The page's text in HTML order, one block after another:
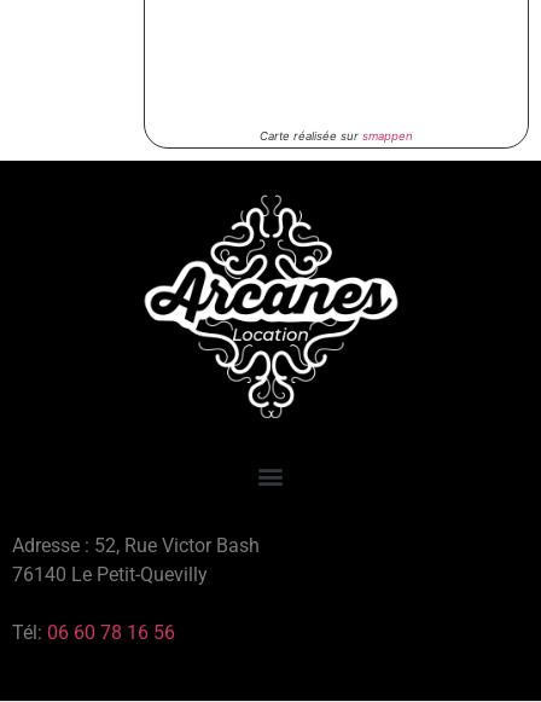
Carte réalisée sur smappen
Adresse : 52, Rue Victor Bash
76140 Le Petit-Quevilly
Tél: 06 60 78 16 56